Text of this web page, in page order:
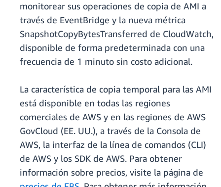
monitorear sus operaciones de copia de AMI a
través de EventBridge y la nueva métrica
SnapshotCopyBytesTransferred de CloudWatch,
disponible de forma predeterminada con una
frecuencia de 1 minuto sin costo adicional.
La característica de copia temporal para las AMI
está disponible en todas las regiones
comerciales de AWS y en las regiones de AWS
GovCloud (EE. UU.), a través de la Consola de
AWS, la interfaz de la línea de comandos (CLI)
de AWS y los SDK de AWS. Para obtener
información sobre precios, visite la página de